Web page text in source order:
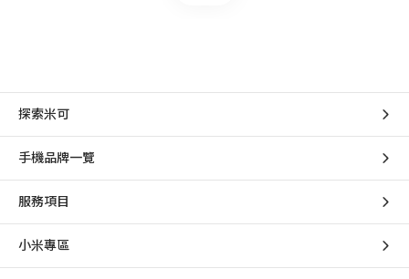
探索米可
手機品牌一覽
服務項目
小米專區